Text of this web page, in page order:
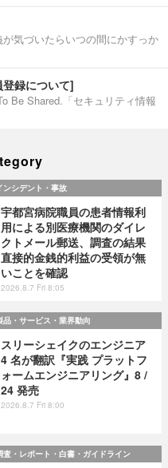
気づいたらいつの間にかすっか
録について]
Be Shared.「セキュリティ情報
ンシデント・事故
宇都宮病院職員の患者情報利
用による別医療機関のダイレ
クトメール郵送、調査の結果
直接的金銭的利益の受領が無
いことを確認
2026.8.7 Fri 8:05
品・サービス・業界動向
スリーシェイクのエンジニア
4 名が翻訳『実践 プラットフ
ォームエンジニアリング』8 /
24 発売
2026.8.7 Fri 8:00
査・レポート・白書・ガイドライン